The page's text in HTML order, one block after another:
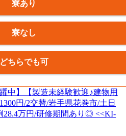
寮あり
寮なし
どちらでも可